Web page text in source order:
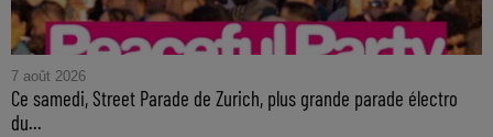
7 août 2026
Ce samedi, Street Parade de Zurich, plus grande parade électro
du...